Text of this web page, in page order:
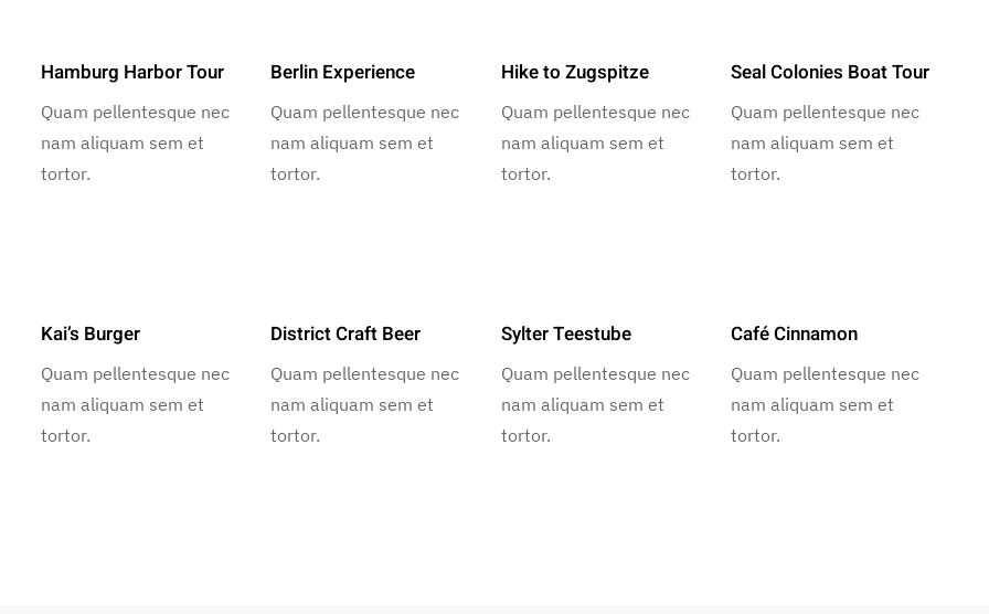
Hamburg Harbor Tour
Quam pellentesque nec
nam aliquam sem et
tortor.
Berlin Experience
Quam pellentesque nec
nam aliquam sem et
tortor.
Hike to Zugspitze
Quam pellentesque nec
nam aliquam sem et
tortor.
Seal Colonies Boat Tour
Quam pellentesque nec
nam aliquam sem et
tortor.
Kai’s Burger
Quam pellentesque nec
nam aliquam sem et
tortor.
District Craft Beer
Quam pellentesque nec
nam aliquam sem et
tortor.
Sylter Teestube
Quam pellentesque nec
nam aliquam sem et
tortor.
Café Cinnamon
Quam pellentesque nec
nam aliquam sem et
tortor.